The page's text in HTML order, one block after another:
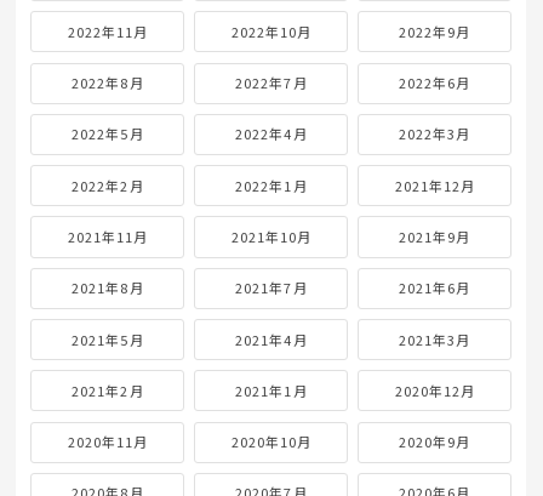
2022年11月 2022年10月 2022年9月
2022年8月 2022年7月 2022年6月
2022年5月 2022年4月 2022年3月
2022年2月 2022年1月 2021年12月
2021年11月 2021年10月 2021年9月
2021年8月 2021年7月 2021年6月
2021年5月 2021年4月 2021年3月
2021年2月 2021年1月 2020年12月
2020年11月 2020年10月 2020年9月